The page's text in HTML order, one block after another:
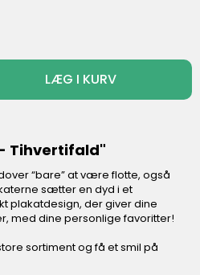
LÆG I KURV
Tihvertifald"
“bare” at være flotte, også
sætter en dyd i et
plakatdesign, der giver dine
med dine personlige favoritter!
sortiment og få et smil på